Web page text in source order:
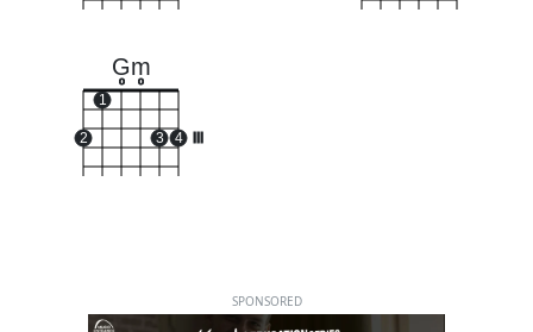
Gm
2
1
o o
3 4
SPONSORED